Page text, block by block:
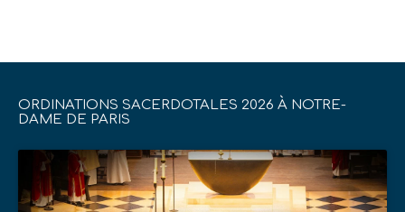
ORDINATIONS SACERDOTALES 2026 À NOTRE-
DAME DE PARIS